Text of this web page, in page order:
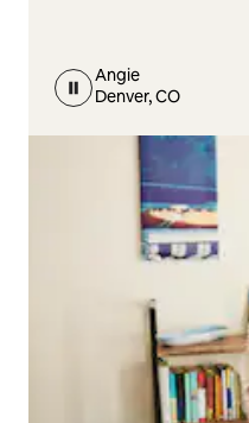
Angie
Denver, CO